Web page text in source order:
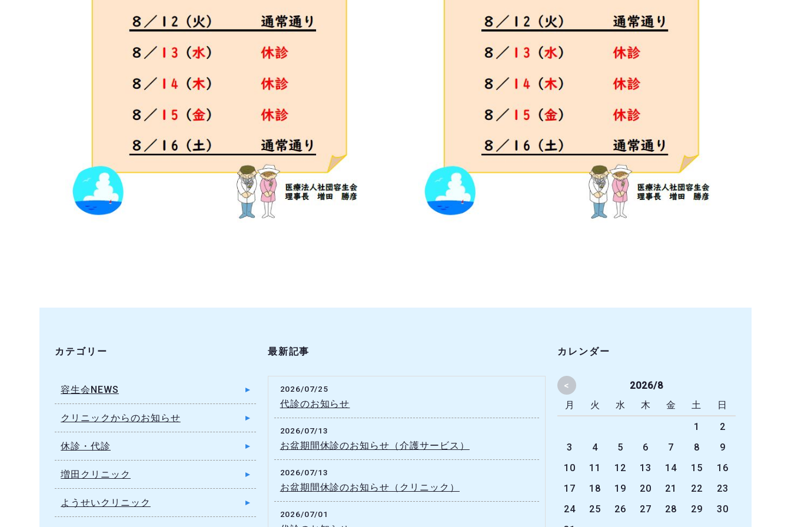
カテゴリー
容生会NEWS
クリニックからのお知らせ
休診・代診
増田クリニック
ようせいクリニック
最新記事
2026/07/25
代診のお知らせ
2026/07/13
お盆期間休診のお知らせ（介護サービス）
2026/07/13
お盆期間休診のお知らせ（クリニック）
2026/07/01
カレンダー
<
2026/8
月
火 水 木 金 土
日
1
2
3
4 5 6 7 8
9
10
11 12 13 14 15
16
17
18 19 20 21 22
23
24
25 26 27 28 29
30